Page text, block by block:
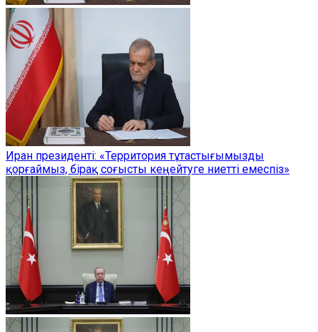
Иран президенті: «Территория тұтастығымызды
қорғаймыз, бірақ соғысты кеңейтуге ниетті емеспіз»